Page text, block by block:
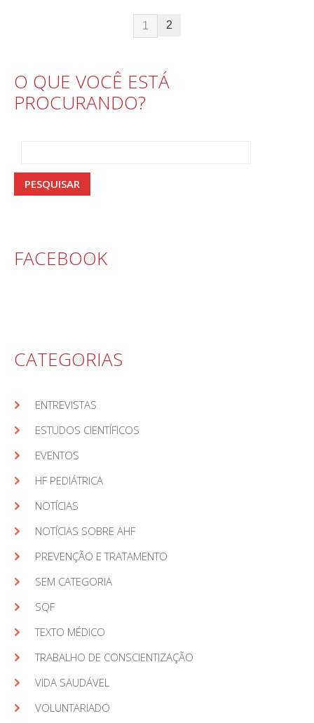
1 2
O QUE VOCÊ ESTÁ
PROCURANDO?
FACEBOOK
CATEGORIAS
ENTREVISTAS
ESTUDOS CIENTÍFICOS
EVENTOS
HF PEDIÁTRICA
NOTÍCIAS
NOTÍCIAS SOBRE AHF
PREVENÇÃO E TRATAMENTO
SEM CATEGORIA
SQF
TEXTO MÉDICO
TRABALHO DE CONSCIENTIZAÇÃO
VIDA SAUDÁVEL
VOLUNTARIADO